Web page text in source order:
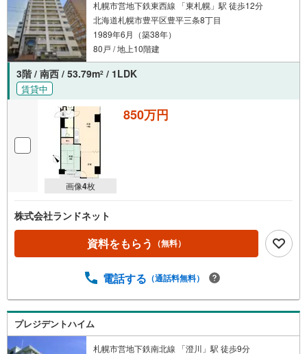
札幌市営地下鉄東西線 「東札幌」駅 徒歩12分
北海道札幌市豊平区豊平三条8丁目
1989年6月（築38年）
80戸 / 地上10階建
3階 / 南西 / 53.79m2 / 1LDK
賃貸中
画像4枚
850万円
株式会社ランドネット
資料をもらう （無料）
電話する （通話料無料）
プレジデントハイム
札幌市営地下鉄南北線 「澄川」駅 徒歩9分